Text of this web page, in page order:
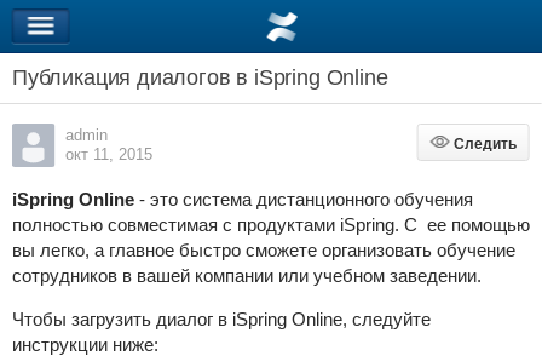
Публикация диалогов в iSpring Online
admin
окт 11, 2015
Следить
Следить
iSpring Online- это система дистанционного обучения
полностью совместимая с продуктами iSpring. С ее помощью
вы легко, а главное быстро сможете организовать обучение
сотрудников в вашей компании или учебном заведении.
Чтобы загрузить диалог в iSpring Online, следуйте
инструкции ниже: